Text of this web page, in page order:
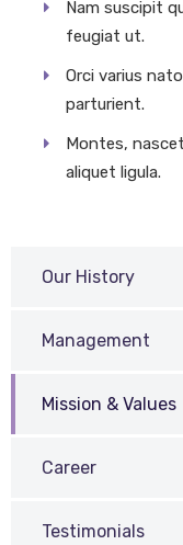
Nam suscipit
feugiat ut.
Orci varius
parturient.
Montes,
aliquet ligula.
Our History
Management
Mission & Values
Career
Testimonials